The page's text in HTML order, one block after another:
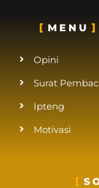
MENU
Opini
Surat
Ipteng
Motivasi